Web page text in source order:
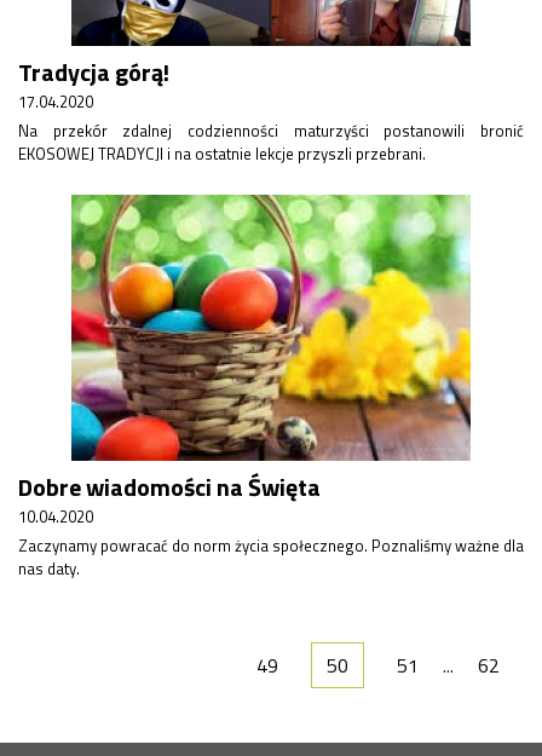
Tradycja górą!
17.04.2020
Na przekór zdalnej codzienności maturzyści postanowili bronić
EKOSOWEJ TRADYCJI i na ostatnie lekcje przyszli przebrani.
Dobre wiadomości na Święta
10.04.2020
Zaczynamy powracać do norm życia społecznego. Poznaliśmy ważne dla
nas daty.
49 50 51 ... 62